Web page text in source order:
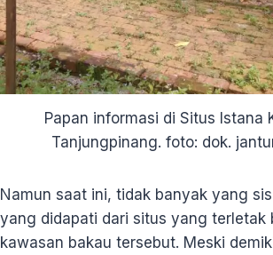
Papan informasi di Situs Istana
Tanjungpinang. foto: dok.
Namun saat ini, tidak banyak yang
yang didapati dari situs yang terletak
kawasan bakau tersebut. Meski